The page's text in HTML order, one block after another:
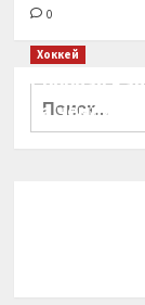
0
Хоккей
Сборная
на